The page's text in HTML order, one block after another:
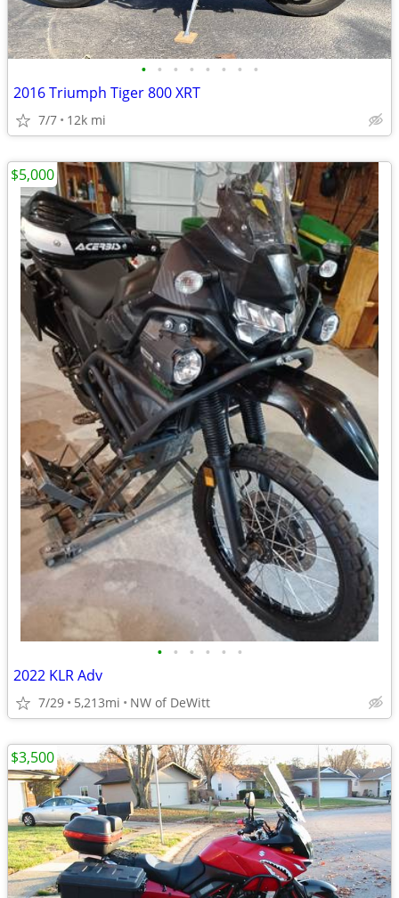
• • • • • • • •
2016 Triumph Tiger 800 XRT
7/7 12k mi
• • • • • •
2022 KLR Adv
7/29 5,213mi NW of DeWitt
$5,000
$3,500